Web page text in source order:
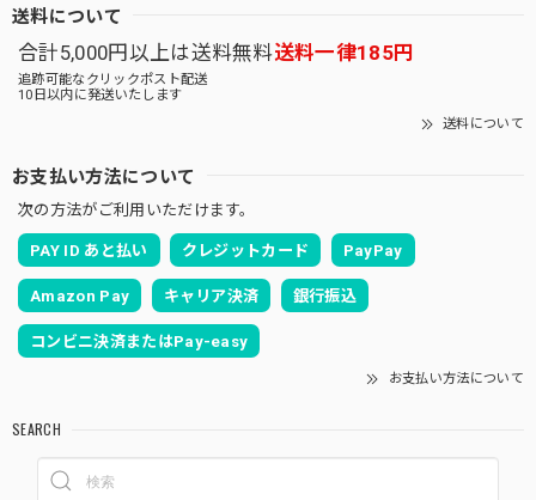
送料について
合計5,000円以上は送料無料送料一律185円
追跡可能なクリックポスト配送
10日以内に発送いたします
送料について
お支払い方法について
次の方法がご利用いただけます。
PAY ID あと払い クレジットカード PayPay
Amazon Pay キャリア決済 銀行振込
コンビニ決済またはPay-easy
お支払い方法について
SEARCH